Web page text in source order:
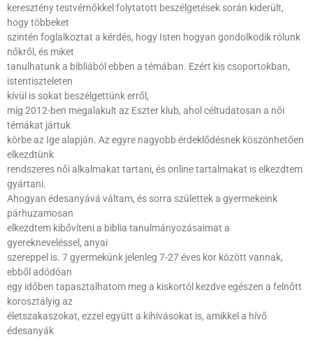
keresztény testvérnőkkel folytatott beszélgetések során kiderült,
hogy többeket
szintén foglalkoztat a kérdés, hogy Isten hogyan gondolkodik rólunk
nőkről, és miket
tanulhatunk a bibliából ebben a témában. Ezért kis csoportokban,
istentiszteleten
kívül is sokat beszélgettünk erről,
míg 2012-ben megalakult az Eszter klub, ahol céltudatosan a női
témákat jártuk
körbe az Ige alapján. Az egyre nagyobb érdeklődésnek köszönhetően
elkezdtünk
rendszeres női alkalmakat tartani, és online tartalmakat is elkezdtem
gyártani.
Ahogyan édesanyává váltam, és sorra születtek a gyermekeink
párhuzamosan
elkezdtem kibővíteni a biblia tanulmányozásaimat a
gyerekneveléssel, anyai
szereppel is. 7 gyermekünk jelenleg 7-27 éves kor között vannak,
ebből adódóan
egy időben tapasztalhatom meg a kiskortól kezdve egészen a felnőtt
korosztályig az
életszakaszokat, ezzel együtt a kihívásokat is, amikkel a hívő
édesanyák